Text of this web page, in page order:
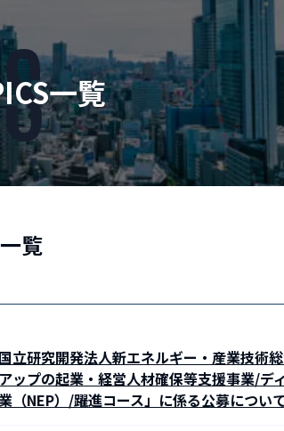
一覧
覧
国立研究開発法人新エネルギー・産業技術
ップの起業・経営人材確保等支援事業/
（NEP）/躍進コース」に係る公募につい